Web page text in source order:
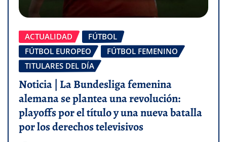
ACTUALIDAD
FÚTBOL
FÚTBOL EUROPEO
FÚTBOL FEMENINO
TITULARES DEL DÍA
Noticia | La Bundesliga femenina
alemana se plantea una revolución:
playoffs por el título y una nueva batalla
por los derechos televisivos